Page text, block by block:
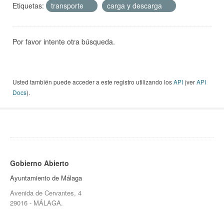
Etiquetas:
transporte carga y descarga
Por favor intente otra búsqueda.
Usted también puede acceder a este registro utilizando losAPI (verAPI
Docs).
Gobierno Abierto
Ayuntamiento de Málaga
Avenida de Cervantes, 4
29016 - MÁLAGA.